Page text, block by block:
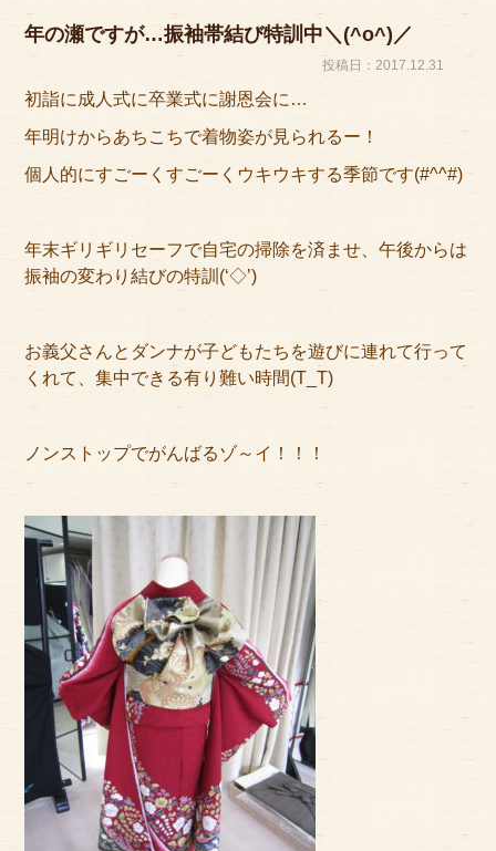
着付け/教室
アクセス
サイズのはかり方
ブログ
今月のオススメ衣装
お客様の声
プライバシーポリシー
サイトマップ
年の瀬ですが…振袖帯結び特訓中＼(^o^)／
投稿日：2017.12.31
初詣に成人式に卒業式に謝恩会に…
年明けからあちこちで着物姿が見られるー！
個人的にすごーくすごーくウキウキする季節です(#^^#)
年末ギリギリセーフで自宅の掃除を済ませ、午後からは
振袖の変わり結びの特訓(‘◇’)ゞ
お義父さんとダンナが子どもたちを遊びに連れて行って
くれて、集中できる有り難い時間(T_T)
ノンストップでがんばるゾ～イ！！！